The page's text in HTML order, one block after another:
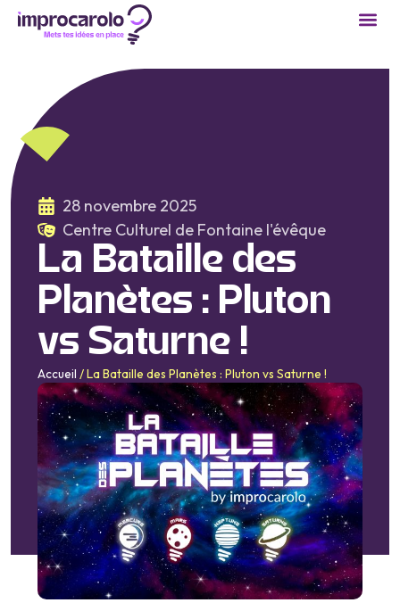
28 novembre 2025
Centre Culturel de Fontaine l'évêque
La Bataille des
Planètes : Pluton
vs Saturne !
Accueil /La Bataille des Planètes : Pluton vs Saturne !